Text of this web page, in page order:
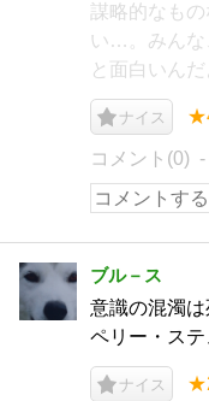
謀略的なも
い…。みんな
と面白いんだ
ナイス
コメント(0)
ブル－ス
意識の混濁は
ペリー・ス
ナイス